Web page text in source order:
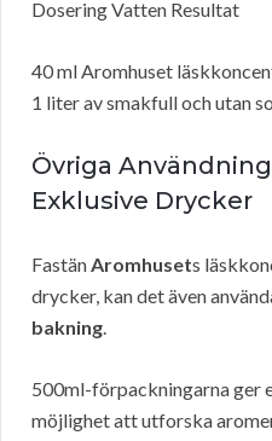
Dosering Vatten Resultat
40 ml Aromhuset
1 liter av smakfull och utan
Övriga
Exklusive Drycker
FastänAromhusets
drycker, kan det även
bakning.
500ml-förpackningarna ger
möjlighet att utforska